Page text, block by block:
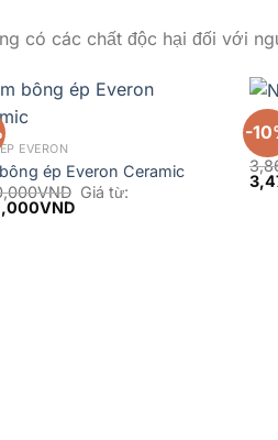
có các chất độc hại đối với
EVERON
ép Everon Ceramic
VND Giá từ:
VND
-